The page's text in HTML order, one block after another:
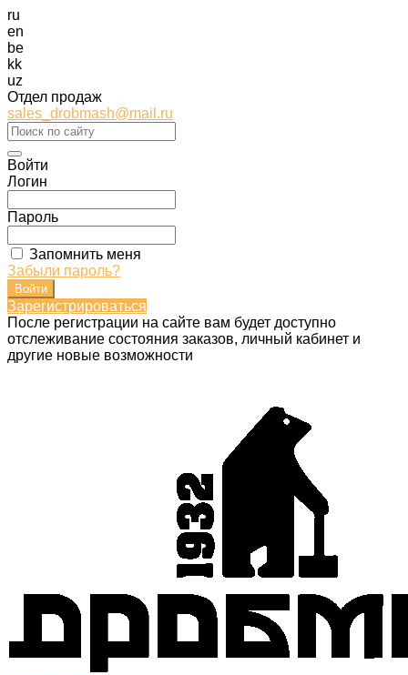
ru
en
be
kk
uz
Отдел продаж
sales_drobmash@mail.ru
Войти
Логин
Пароль
Запомнить меня
Забыли пароль?
Зарегистрироваться
После регистрации на сайте вам будет доступно
отслеживание состояния заказов, личный кабинет и
другие новые возможности